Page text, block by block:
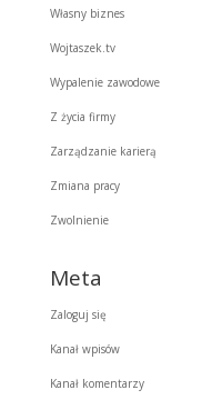
Własny biznes
Wojtaszek.tv
Wypalenie zawodowe
Z życia firmy
Zarządzanie karierą
Zmiana pracy
Zwolnienie
Meta
Zaloguj się
Kanał wpisów
Kanał komentarzy